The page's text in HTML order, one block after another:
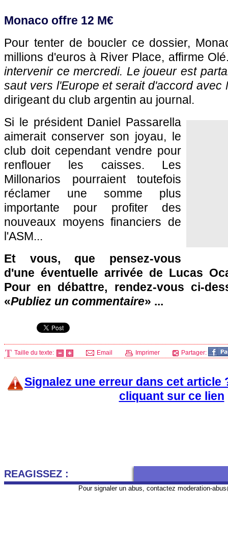
Monaco offre 12 M€
Pour tenter de boucler ce dossier,
millions d'euros à River Place, affirme Ol
intervenir ce mercredi. Le joueur est
saut vers l'Europe et serait d'accord avec
dirigeant du club argentin au journal.
Si le président Daniel Passarella
aimerait conserver son joyau, le
club doit cependant vendre pour
renflouer les caisses. Les
Millonarios pourraient toutefois
réclamer une somme plus
importante pour profiter des
nouveaux moyens financiers de
l'ASM...
Et vous, que pensez-vous
d'une éventuelle arrivée de Lucas
Pour en débattre, rendez-vous ci-
«Publiez un commentaire» ...
Taille du texte: Email Imprimer Partager:
Signalez une erreur dans cet article
cliquant sur ce lien
REAGISSEZ :
Pour signaler un abus, contactez moderation-